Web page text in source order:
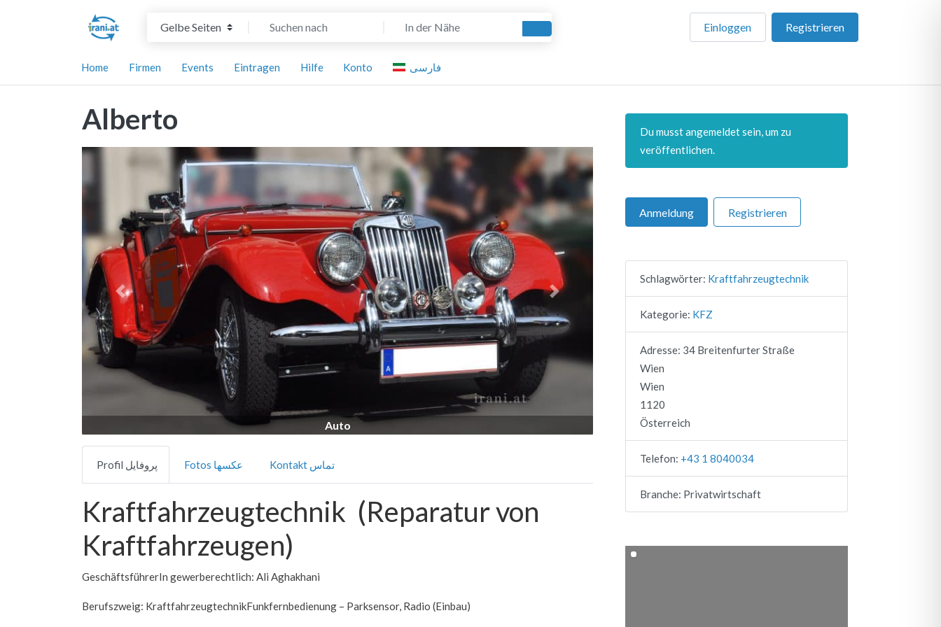
Suchtyp auswählen Suchen nach In der Nähe
Suchen
Einloggen Registrieren
Home Firmen Events Eintragen Hilfe Konto فارسی
Alberto
Auto
Vorheriges Nächstes
Profil پروفایل Fotos عکسها Kontakt تماس
Kraftfahrzeugtechnik (Reparatur von
Kraftfahrzeugen)
GeschäftsführerIn gewerberechtlich: Ali Aghakhani
Berufszweig: KraftfahrzeugtechnikFunkfernbedienung – Parksensor, Radio (Einbau)
Du musst angemeldet sein, um zu
veröffentlichen.
Anmeldung Registrieren
Schlagwörter: Kraftfahrzeugtechnik
Kategorie: KFZ
Adresse: 34 Breitenfurter Straße
Wien
Wien
1120
Österreich
Telefon: +43 1 8040034
Branche: Privatwirtschaft